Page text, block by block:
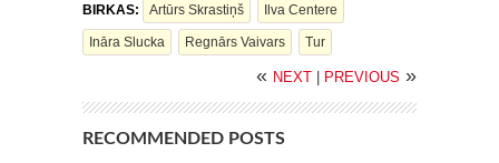
BIRKAS: Artūrs Skrastiņš Ilva Centere
Ināra Slucka Regnārs Vaivars Tur
« NEXT PREVIOUS »
RECOMMENDED POSTS